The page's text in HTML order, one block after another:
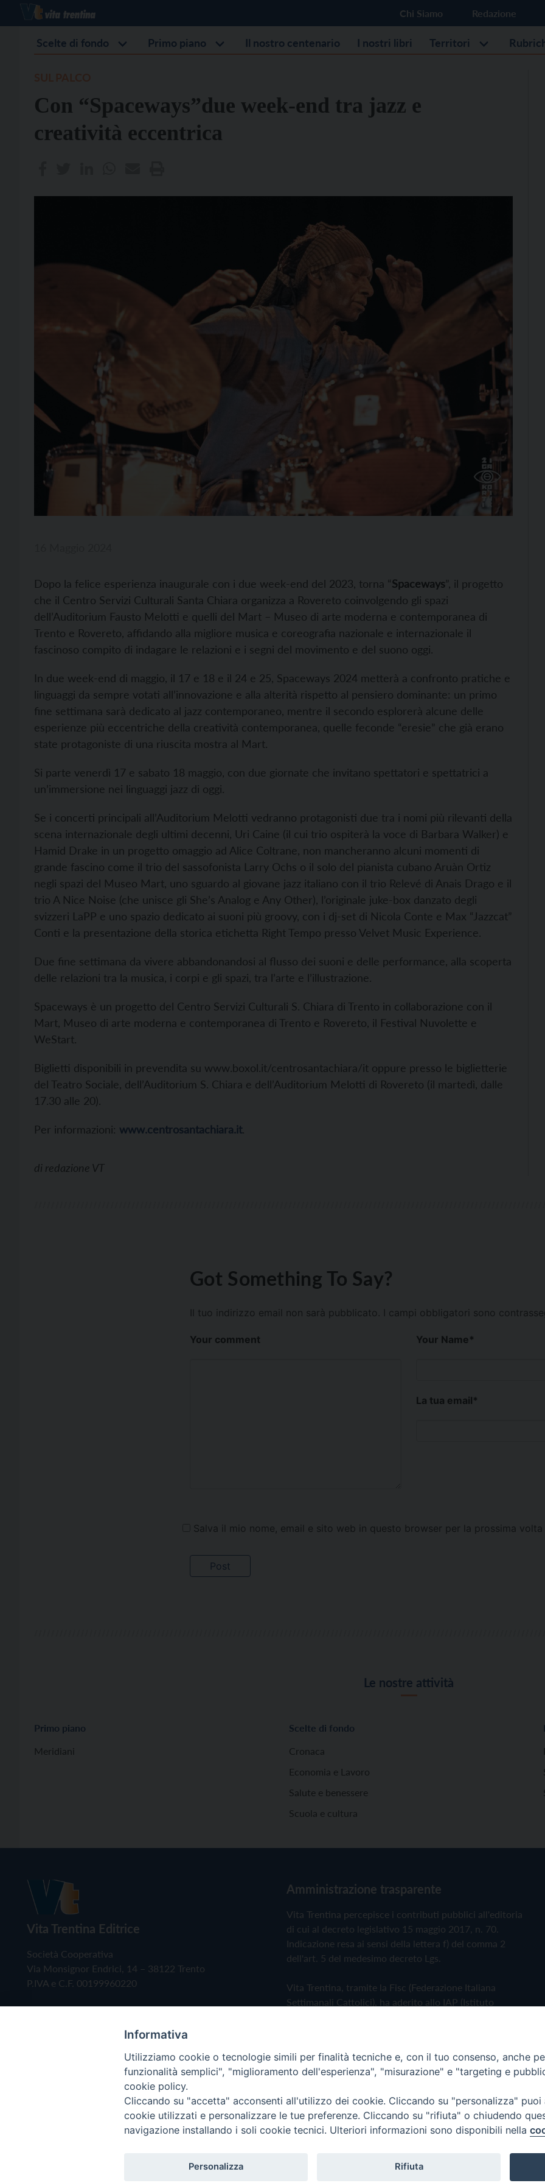
Chi Siamo Redazione
Scelte di fondo Primo piano Il nostro centenario I nostri libri Territori
Con “Spaceways”due week-end tra jazz e
creatività eccentrica
Dopo la felice esperienza inaugurale con i due week-end del 2023, torna “Spaceways”, il progetto
che il Centro Servizi Culturali Santa Chiara organizza a Rovereto coinvolgendo gli spazi
dell’Auditorium Fausto Melotti e quelli del Mart – Museo di arte moderna e contemporanea di
Trento e Rovereto, affidando alla migliore musica e coreografia nazionale e internazionale il
fascinoso compito di indagare le relazioni e i segni del movimento e del suono oggi.
In due week-end di maggio, il 17 e 18 e il 24 e 25, Spaceways 2024 metterà a confronto pratiche e
linguaggi da sempre votati all’innovazione e alla alterità rispetto al pensiero dominante: un primo
fine settimana sarà dedicato al jazz contemporaneo, mentre il secondo esplorerà alcune delle
esperienze più eccentriche della creatività contemporanea, quelle feconde “eresie” che già erano
state protagoniste di una riuscita mostra al Mart.
Si parte venerdì 17 e sabato 18 maggio, con due giornate che invitano spettatori e spettatrici a
un’immersione nei linguaggi jazz di oggi.
Se i concerti principali all’Auditorium Melotti vedranno protagonisti due tra i nomi più rilevanti della
scena internazionale degli ultimi decenni, Uri Caine (il cui trio ospiterà la voce di Barbara Walker) e
Hamid Drake in un progetto omaggio ad Alice Coltrane, non mancheranno alcuni momenti di
grande fascino come il trio del sassofonista Larry Ochs o il solo del pianista cubano Aruàn Ortiz
negli spazi del Museo Mart, uno sguardo al giovane jazz italiano con il trio Relevé di Anais Drago e il
trio A Nice Noise (che unisce gli She’s Analog e Any Other), l’originale juke-box danzato degli
svizzeri LaPP e uno spazio dedicato ai suoni più groovy, con i dj-set di Nicola Conte e Max “Jazzcat”
Conti e la presentazione della storica etichetta Right Tempo presso Velvet Music Experience.
Due fine settimana da vivere abbandonandosi al flusso dei suoni e delle performance, alla scoperta
delle relazioni tra la musica, i corpi e gli spazi, tra l’arte e l’illustrazione.
Spaceways è un progetto del Centro Servizi Culturali S. Chiara di Trento in collaborazione con il
Mart, Museo di arte moderna e contemporanea di Trento e Rovereto, il Festival Nuvolette e
WeStart.
Biglietti disponibili in prevendita su www.boxol.it/centrosantachiara/it oppure presso le biglietterie
del Teatro Sociale, dell’Auditorium S. Chiara e dell’Auditorium Melotti di Rovereto (il martedì, dalle
17.30 alle 20).
Per informazioni: www.centrosantachiara.it.
di redazione VT
Got Something To Say?
Il tuo indirizzo email non sarà pubblicato. I campi obbligatori sono
Your comment Your Name*
La tua email*
Salva il mio nome, email e sito web in questo browser per la prossima
Le nostre attività
Primo piano
Meridiani
Scelte di fondo
Cronaca
Economia e Lavoro
Salute e benessere
Scuola e cultura
Vita Trentina Editrice
Società Cooperativa
Via Monsignor Endrici, 14 – 38122 Trento
P.IVA e C.F. 00199960220
Amministrazione trasparente
Vita Trentina percepisce i contributi pubblici all'editoria
di cui al decreto legislativo 15 maggio 2017, n. 70.
Indicazione resa ai sensi della lettera f) del comma 2
dell'art. 5 del medesimo decreto Lgs.
Vita Trentina, tramite la Fisc (Federazione Italiana
Settimanali Cattolici), ha aderito allo IAP (Istituto
Privacy Policy Cookie Policy
Copyright © 2019 - Tutti i diritti riservati - Vita Trentina Editrice
Informativa
Utilizziamo cookie o tecnologie simili per finalità tecniche e, con il tuo consenso, anche
funzionalità semplici", "miglioramento dell'esperienza", "misurazione" e "targeting e
cookie policy.
Cliccando su "accetta" acconsenti all'utilizzo dei cookie. Cliccando su "personalizza"
cookie utilizzati e personalizzare le tue preferenze. Cliccando su "rifiuta" o chiudendo
navigazione installando i soli cookie tecnici. Ulteriori informazioni sono disponibili nella
Personalizza Rifiuta